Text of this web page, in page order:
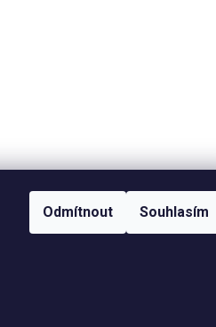
Odmítnout Souhlasím